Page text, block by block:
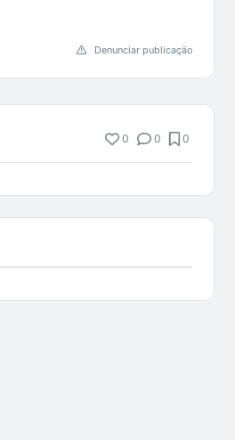
Denunciar publicação
0 0 0